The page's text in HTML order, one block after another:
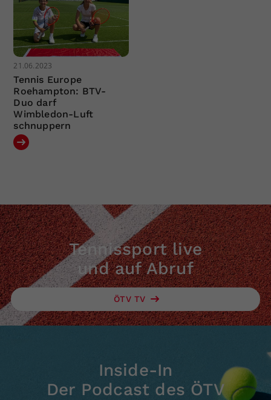
21.06.2023
Tennis Europe
Roehampton: BTV-
Duo darf
Wimbledon-Luft
schnuppern
Tennissport live
und auf Abruf
ÖTV TV
Inside-In
Der Podcast des ÖTV